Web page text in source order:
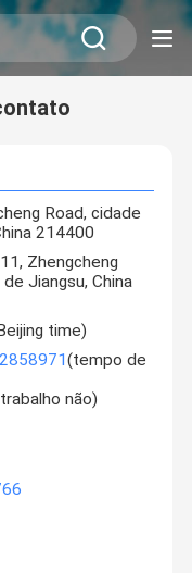
Road, cidade
214400
Zhengcheng
Jiangsu, China
time)
(tempo de
não)